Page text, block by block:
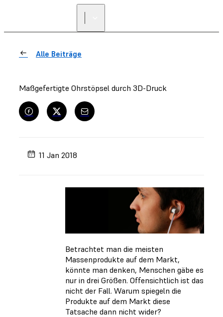
Alle Beiträge
Maßgefertigte Ohrstöpsel durch 3D-Druck
11 Jan 2018
Betrachtet man die meisten
Massenprodukte auf dem Markt,
könnte man denken, Menschen gäbe es
nur in drei Größen. Offensichtlich ist das
nicht der Fall. Warum spiegeln die
Produkte auf dem Markt diese
Tatsache dann nicht wider?